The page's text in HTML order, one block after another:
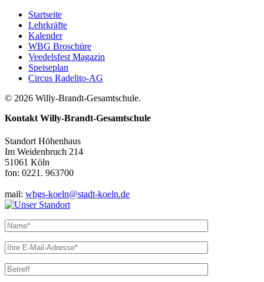
Startseite
Lehrkräfte
Kalender
WBG Broschüre
Veedelsfest Magazin
Speiseplan
Circus Radelito-AG
© 2026 Willy-Brandt-Gesamtschule.
Kontakt Willy-Brandt-Gesamtschule
Standort Höhenhaus
Im Weidenbruch 214
51061 Köln
fon: 0221. 963700
mail: wbgs-koeln@stadt-koeln.de